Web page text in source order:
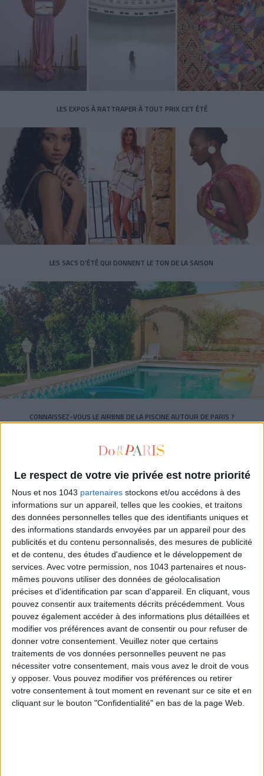
Le respect de votre vie privée est notre priorité
Nous et nos 1043 partenaires stockons et/ou accédons à des
informations sur un appareil, telles que les cookies, et traitons
des données personnelles telles que des identifiants uniques et
des informations standards envoyées par un appareil pour des
publicités et du contenu personnalisés, des mesures de publicité
et de contenu, des études d'audience et le développement de
services. Avec votre permission, nos 1043 partenaires et nous-
mêmes pouvons utiliser des données de géolocalisation
précises et d’identification par scan d'appareil. En cliquant, vous
pouvez consentir aux traitements décrits précédemment. Vous
pouvez également accéder à des informations plus détaillées et
modifier vos préférences avant de consentir ou pour refuser de
donner votre consentement. Veuillez noter que certains
traitements de vos données personnelles peuvent ne pas
nécessiter votre consentement, mais vous avez le droit de vous
y opposer. Vous pouvez modifier vos préférences ou retirer
votre consentement à tout moment en revenant sur ce site et en
cliquant sur le bouton "Confidentialité" en bas de la page Web.
LES EXPOS À RATTRAPER À TOUT PRIX CET ÉTÉ
LES SACS D’ÉTÉ QUI DONNENT LE TON DE LA SAISON
CONNAISSEZ-VOUS LE AIRBNB DE LA PISCINE AUTOUR DE PARIS ?
LES SNEAKERS STARS DE L’ÉTÉ
Inscrivez-vous à notre newsletter